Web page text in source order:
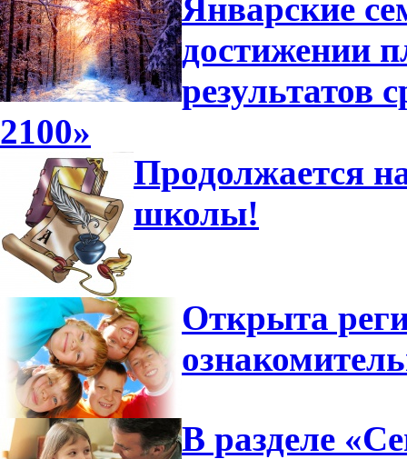
Январские
достижении
2100»
Продолжается
школы!
Открыта
В разделе